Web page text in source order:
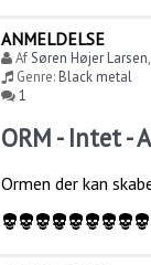
ANMELDELSE
AfSøren Højer Larsen,
Genre:Black metal
1
ORM - Intet -
Ormen der kan